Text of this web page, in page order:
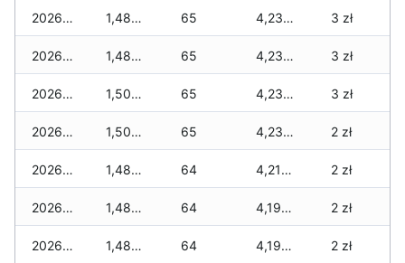
2026-03-28 1,480 zł 65 4,235 zł 3 zł
2026-03-27 1,480 zł 65 4,235 zł 3 zł
2026-03-26 1,500 zł 65 4,235 zł 3 zł
2026-03-25 1,500 zł 65 4,235 zł 2 zł
2026-03-24 1,480 zł 64 4,215 zł 2 zł
2026-03-23 1,480 zł 64 4,190 zł 2 zł
2026-03-22 1,480 zł 64 4,190 zł 2 zł